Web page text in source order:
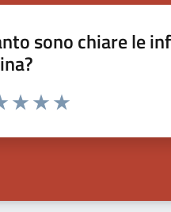
sono chiare le
1 a 5 stelle la pagina